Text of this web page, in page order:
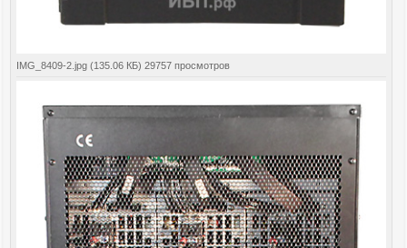
IMG_8409-2.jpg (135.06 КБ) 29757 просмотров